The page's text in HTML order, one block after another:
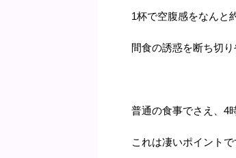
1杯で空腹感をなんと
間食の誘惑を断ち切
普通の食事でさえ、4
これは凄いポイント